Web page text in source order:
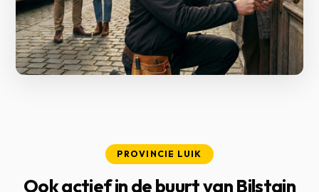
PROVINCIE LUIK
Ook actief in de buurt van Bilstain